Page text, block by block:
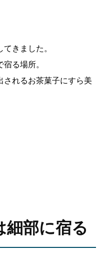
きました。
る場所。
されるお茶菓子にすら美
細部に宿る